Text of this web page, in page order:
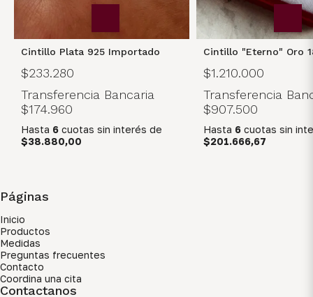
Cintillo Plata 925 Importado
$233.280
Transferencia Bancaria
$174.960
Hasta 6 cuotas sin interés de
$38.880,00
Cintillo "Eterno" Oro
$1.210.000
Transferencia
$907.500
Hasta 6 cuotas sin
$201.666,67
Páginas
Inicio
Productos
Medidas
Preguntas frecuentes
Contacto
Coordina una cita
Contactanos